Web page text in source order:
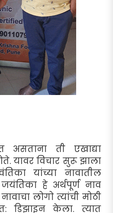
असताना ती एखाद्या
यावर विचार सुरू झाला
यांच्या नावातील
हे अर्थपूर्ण नाव
लोगो त्यांची मोठी
डिझाइन केला. त्यात